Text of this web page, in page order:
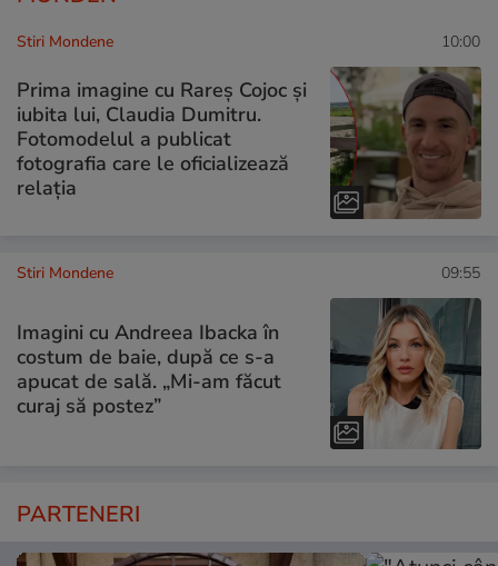
Stiri Mondene 10:00
Prima imagine cu Rareș Cojoc și
iubita lui, Claudia Dumitru.
Fotomodelul a publicat
fotografia care le oficializează
relația
Stiri Mondene 09:55
Imagini cu Andreea Ibacka în
costum de baie, după ce s-a
apucat de sală. „Mi-am făcut
curaj să postez”
PARTENERI